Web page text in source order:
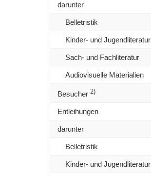
darunter
Belletristik
Kinder- und Jugendliteratur
Sach- und Fachliteratur
Audiovisuelle Materialien
Besucher2)
Entleihungen
darunter
Belletristik
Kinder- und Jugendliteratur